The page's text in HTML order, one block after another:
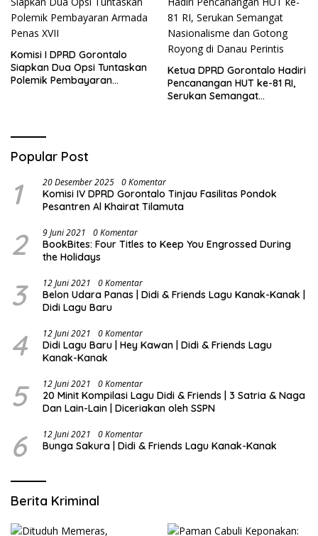
Komisi I DPRD Gorontalo
Siapkan Dua Opsi Tuntaskan
Polemik Pembayaran
Ketua DPRD Gorontalo Hadiri
Pencanangan HUT ke-81 RI,
Serukan Semangat
Popular Post
1 20 Desember 2025 0 Komentar
Komisi IV DPRD Gorontalo Tinjau Fasilitas Pondok
Pesantren Al Khairat Tilamuta
2 9 Juni 2021 0 Komentar
BookBites: Four Titles to Keep You Engrossed During
the Holidays
3 12 Juni 2021 0 Komentar
Belon Udara Panas | Didi & Friends Lagu Kanak-Kanak |
Didi Lagu Baru
4 12 Juni 2021 0 Komentar
Didi Lagu Baru | Hey Kawan | Didi & Friends Lagu
Kanak-Kanak
5 12 Juni 2021 0 Komentar
20 Minit Kompilasi Lagu Didi & Friends | 3 Satria & Naga
Dan Lain-Lain | Diceriakan oleh SSPN
6 12 Juni 2021 0 Komentar
Bunga Sakura | Didi & Friends Lagu Kanak-Kanak
Berita Kriminal